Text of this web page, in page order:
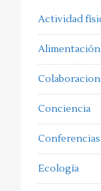
Actividad
Conciencia
Conferencias
Ecología